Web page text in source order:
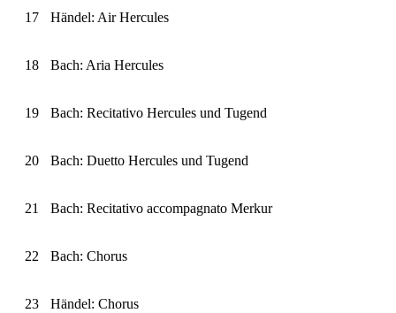
17 Händel: Air Hercules
18 Bach: Aria Hercules
19 Bach: Recitativo Hercules und Tugend
20 Bach: Duetto Hercules und Tugend
21 Bach: Recitativo accompagnato Merkur
22 Bach: Chorus
23 Händel: Chorus